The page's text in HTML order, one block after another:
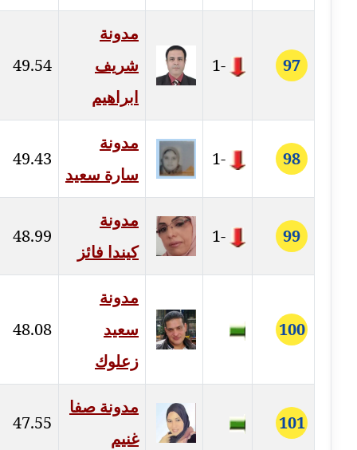
مدونة غادة سيد
مدونة غازي جابر
عاملة
مدونة فاطمة حجازي
مدونة فيرا زولوتاريفا
عاملة
عاملة
مدونة كريمان سالم
97
-1
مدونة
شريف
ابراهيم
49.54
98
-1
مدونة
سارة سعيد
49.43
99
-1
مدونة
كيندا فائز
48.99
100
مدونة
سعيد
زعلوك
48.08
101
مدونة صفا
غنيم
47.55